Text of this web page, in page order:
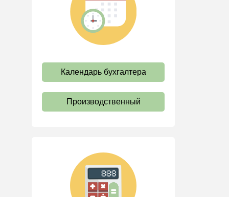
труда
Отпуск и время отдыха
Оплата труда
Ответственность и
взыскания
Пенсии
Трудовые книжки
Кадровые документы и
образцы
Календарь бухгалтера
Производственный